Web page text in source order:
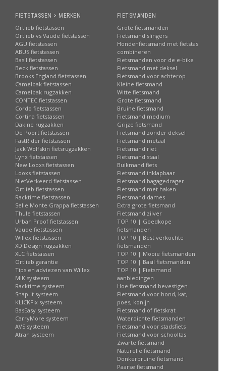
FIETSTASSEN > MERKEN
Ortlieb fietstassen
Ortlieb vs Vaude fietstassen
AGU fietstassen
ABUS fietstassen
Basil fietstassen
Beck fietstassen
Brooks England fietstassen
Camelbak fietstassen
Camelbak rugzakken
CONTEC fietstassen
Cordo fietstassen
Cortina fietstassen
Dakine rugzakken
De Poort fietstassen
FastRider fietstassen
Jack Wolfskin fietsrugzakken
Lynx fietstassen
New Looxs fietstassen
Looxs fietstassen
NietVerkeerd fietstassen
Ortlieb fietstassen
Racktime fietstassen
Selle Monte Grappa fietstassen
Thule fietstassen
Urban Proof fietstassen
Vaude fietstassen
Willex fietstassen
XD Design rugzakken
XLC fietstassen
Ortlieb garantie
Tips en adviezen van Willex
MIK systeem
Racktime systeem
Snap-it systeem
KLICKFix systeem
BasEasy systeem
CarryMore systeem
AVS systeem
Atran systeem
FIETSMANDEN
Grote fietsmanden
Fietsmand slingers
Hondenfietsmand met fietstas
combineren
Fietsmanden voor de e-bike
Fietsmand met deksel
Fietsmand voor achterop
Kleine fietsmand
Witte fietsmand
Grote fietsmand
Bruine fietsmand
Fietsmand medium
Grijze fietsmand
Fietsmand zonder deksel
Fietsmand metaal
Fietsmand riet
Fietsmand staal
Buikmand fiets
Fietsmand inklapbaar
Fietsmand bagagedrager
Fietsmand met haken
Fietsmand dames
Extra grote fietsmand
Fietsmand zilver
TOP 10 | Goedkope
fietsmanden
TOP 10 | Best verkochte
fietsmanden
TOP 10 | Mooie fietsmanden
TOP 10 | Basil fietsmanden
TOP 10 | Fietsmand
aanbiedingen
Hoe fietsmand bevestigen
Fietsmand voor hond, kat,
poes, konijn
Fietsmand of fietskrat
Waterdichte fietsmanden
Fietsmand voor stadsfiets
Fietsmand voor schooltas
Zwarte fietsmand
Naturelle fietsmand
Donkerbruine fietsmand
Paarse fietsmand